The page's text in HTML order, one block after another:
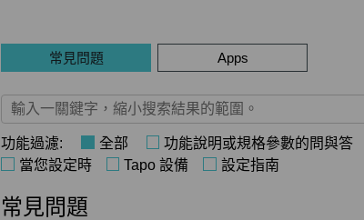
常見問題 Apps
功能過濾: 全部 功能說明或規格參數的問與答
當您設定時
Tapo 設備 設定指南
常見問題